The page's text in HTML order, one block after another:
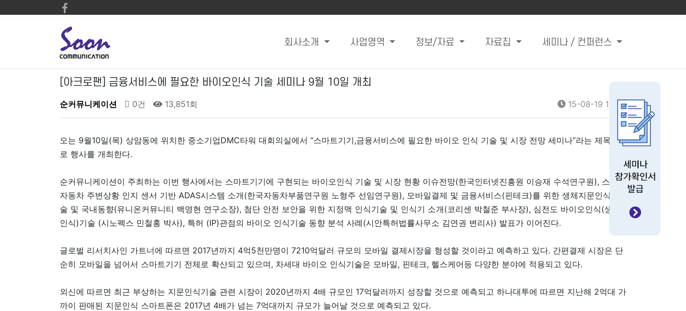
회사소개 사업영역 정보/자료 자료집 세미나 / 컨퍼런스
[아크로팬] 금융서비스에 필요한 바이오인식 기술 세미나 9월 10일 개최
순커뮤니케이션 0건 13,851회 15-08-19 13:29
오는 9월10일(목) 상암동에 위치한 중소기업DMC타워 대회의실에서 “스마트기기,금융서비스에 필요한 바이오 인식 기술 및 시장 전망 세미나”라는 제목으
로 행사를 개최한다.
순커뮤니케이션이 주최하는 이번 행사에서는 스마트기기에 구현되는 바이오인식 기술 및 시장 현황 이슈전망(한국인터넷진흥원 이승재 수석연구원), 스마트
자동차 주변상황 인지 센서 기반 ADAS시스템 소개(한국자동차부품연구원 노형주 선임연구원), 모바일결제 및 금융서비스(핀테크)를 위한 생체지문인식 기
술 및 국내동향(유니온커뮤니티 백영현 연구소장), 첨단 안전 보안을 위한 지정맥 인식기술 및 인식기 소개(코리센 박철준 부사장), 심전도 바이오인식(생체
인식)기술 (시노펙스 민철홍 박사), 특허 (IP)관점의 바이오 인식기술 동향 분석 사례(시안특허법률사무소 김연권 변리사) 발표가 이어진다.
글로벌 리서치사인 가트너에 따르면 2017년까지 4억5천만명이 7210억달러 규모의 모바일 결제시장을 형성할 것이라고 예측하고 있다. 간편결제 시장은 단
순히 모바일을 넘어서 스마트기기 전체로 확산되고 있으며, 차세대 바이오 인식기술은 모바일, 핀테크, 헬스케어등 다양한 분야에 적용되고 있다.
외신에 따르면 최근 부상하는 지문인식기술 관련 시장이 2020년까지 4배 규모인 17억달러까지 성장할 것으로 예측되고 하나대투에 따르면 지난해 2억대 가
까이 판매된 지문인식 스마트폰은 2017년 4배가 넘는 7억대까지 규모가 늘어날 것으로 예측되고 있다.